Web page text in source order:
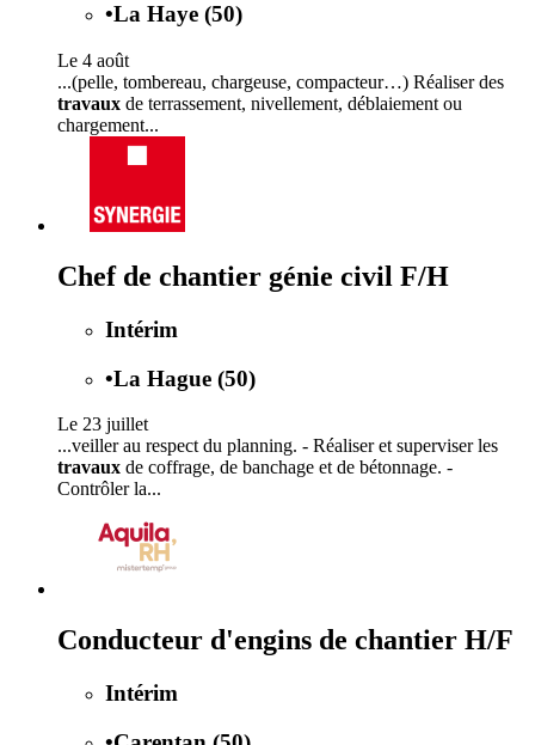
•La Haye (50)
Le 4 août
...(pelle, tombereau, chargeuse, compacteur…) Réaliser des
travaux de terrassement, nivellement, déblaiement ou
chargement...
Chef de chantier génie civil F/H
Intérim
•La Hague (50)
Le 23 juillet
...veiller au respect du planning. - Réaliser et superviser les
travaux de coffrage, de banchage et de bétonnage. -
Contrôler la...
Conducteur d'engins de chantier H/F
Intérim